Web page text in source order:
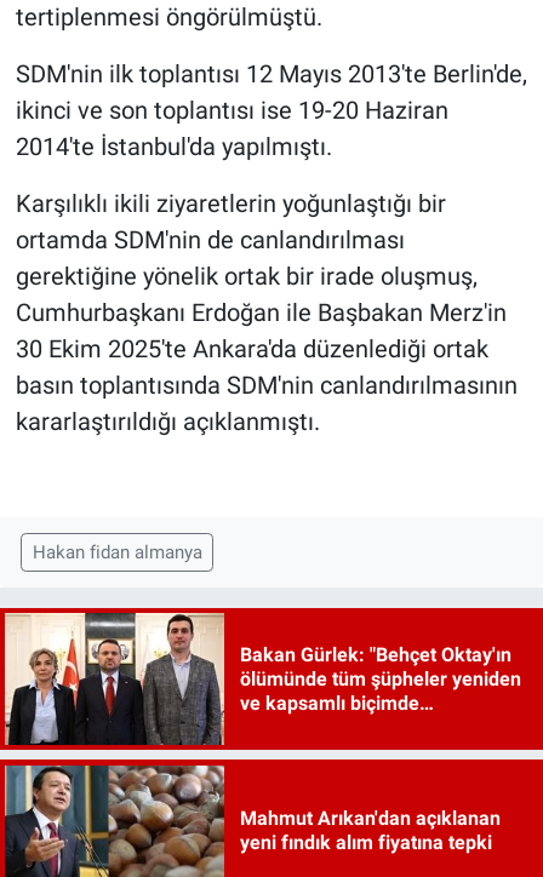
tertiplenmesi öngörülmüştü.
SDM'nin ilk toplantısı 12 Mayıs 2013'te Berlin'de,
ikinci ve son toplantısı ise 19-20 Haziran
2014'te İstanbul'da yapılmıştı.
Karşılıklı ikili ziyaretlerin yoğunlaştığı bir
ortamda SDM'nin de canlandırılması
gerektiğine yönelik ortak bir irade oluşmuş,
Cumhurbaşkanı Erdoğan ile Başbakan Merz'in
30 Ekim 2025'te Ankara'da düzenlediği ortak
basın toplantısında SDM'nin canlandırılmasının
kararlaştırıldığı açıklanmıştı.
Hakan fidan almanya
Bakan Gürlek: "Behçet Oktay'ın
ölümünde tüm şüpheler yeniden
ve kapsamlı biçimde
Mahmut Arıkan'dan açıklanan
yeni fındık alım fiyatına tepki